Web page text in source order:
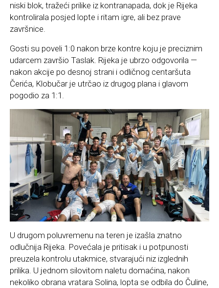
niski blok, tražeći prilike iz kontranapada, dok je Rijeka
kontrolirala posjed lopte i ritam igre, ali bez prave
završnice.
Gosti su poveli 1:0 nakon brze kontre koju je preciznim
udarcem završio Taslak. Rijeka je ubrzo odgovorila —
nakon akcije po desnoj strani i odličnog centaršuta
Čerića, Klobučar je utrčao iz drugog plana i glavom
pogodio za 1:1.
U drugom poluvremenu na teren je izašla znatno
odlučnija Rijeka. Povećala je pritisak i u potpunosti
preuzela kontrolu utakmice, stvarajući niz izglednih
prilika. U jednom silovitom naletu domaćina, nakon
nekoliko obrana vratara Solina, lopta se odbila do Čuline,